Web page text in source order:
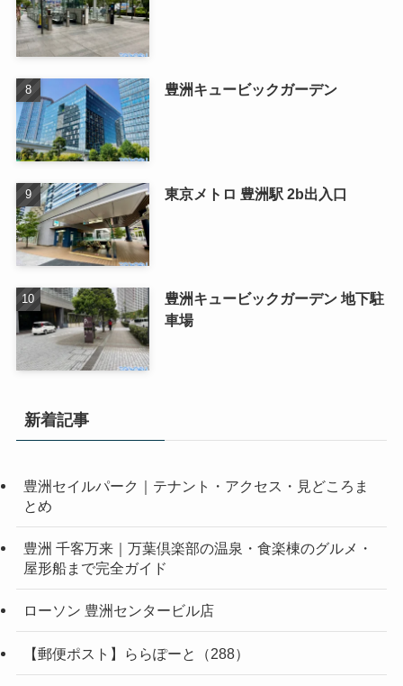
豊洲キュービックガーデン
東京メトロ 豊洲駅 2b出入口
豊洲キュービックガーデン 地下駐
車場
新着記事
豊洲セイルパーク｜テナント・アクセス・見どころま
とめ
豊洲 千客万来｜万葉倶楽部の温泉・食楽棟のグルメ・
屋形船まで完全ガイド
ローソン 豊洲センタービル店
【郵便ポスト】ららぽーと（288）